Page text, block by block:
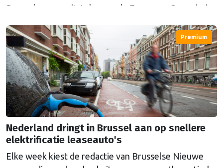
Brussel aan op uitstel, maar de Europese Commissie
Premium
Nederland dringt in Brussel aan op snellere
elektrificatie leaseauto's
Elke week kiest de redactie van Brusselse Nieuwe